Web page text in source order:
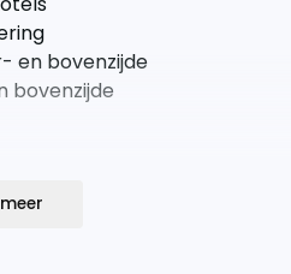
en bovenzijde
bovenzijde
tweeen in de bus te tillen. De